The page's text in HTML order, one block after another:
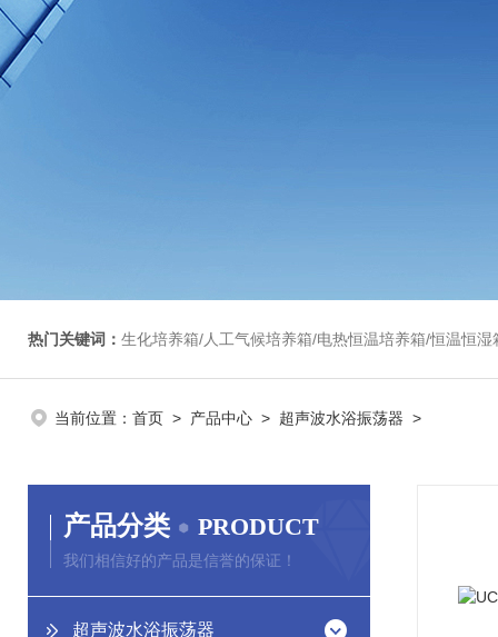
热门关键词： 生化培养箱/人工气候培养箱/电热恒温培养箱/恒温恒湿箱/光照培养箱/二氧化碳培养箱
当前位置： 首页 > 产品中心 > 超声波水浴振荡器 >
产品分类 PRODUCT
我们相信好的产品是信誉的保证！
超声波水浴振荡器